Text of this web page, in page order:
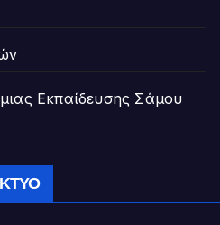
Εκπαίδευσης Σάμου